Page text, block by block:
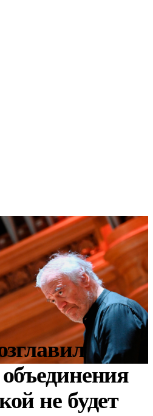
не будет